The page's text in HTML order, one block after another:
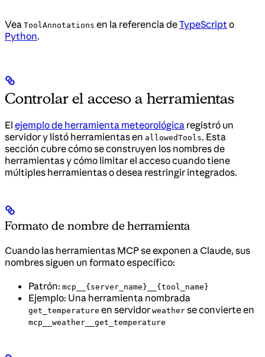
Vea ToolAnnotations en la referencia deTypeScripto
Python.
Controlar el acceso a herramientas
El ejemplo de herramienta meteorológica registró un
servidor y listó herramientas en allowedTools. Esta
sección cubre cómo se construyen los nombres de
herramientas y cómo limitar el acceso cuando tiene
múltiples herramientas o desea restringir integrados.
Formato de nombre de herramienta
Cuando las herramientas MCP se exponen a Claude, sus
nombres siguen un formato específico:
Patrón: mcp__{server_name}__{tool_name}
Ejemplo: Una herramienta nombrada
get_temperature en servidor weather se convierte en
mcp__weather__get_temperature